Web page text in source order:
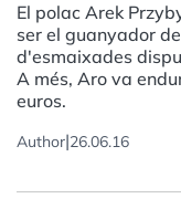
El polac Arek
ser el guanyador
d'esmaixades
A més, Aro va
euros.
Author|26.06.16